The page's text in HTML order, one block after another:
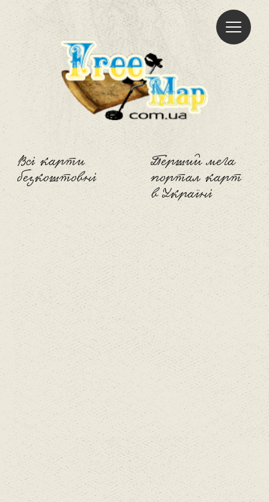
Всі карти
безкоштовні
Freemap
Перший мега
портал карт
в Україні